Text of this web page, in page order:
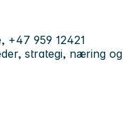
+47 959 12421
strategi, næring og